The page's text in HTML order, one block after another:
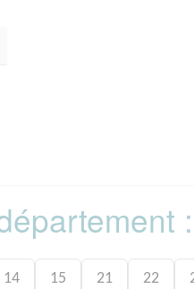
:
14 15 21 22